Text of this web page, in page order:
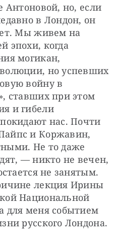
Антоновой, но, если
в Лондон, он
Мы живем на
эпохи, когда
могикан,
но успевших
войну в
ставших при этом
и гибели
нас. Почти
и Коржавин,
Не то даже
— никто не вечен,
не занятым.
лекция Ирины
Национальной
для меня событием
русского Лондона.